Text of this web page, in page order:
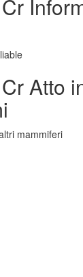
Atto
mammiferi